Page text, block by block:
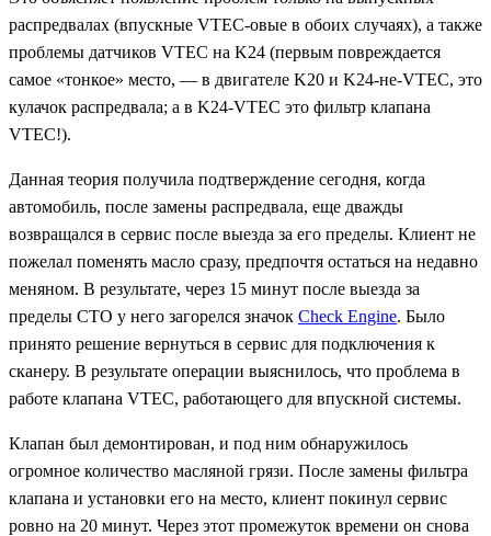
распредвалах (впускные VTEC-овые в обоих случаях), а также
проблемы датчиков VTEC на K24 (первым повреждается
самое «тонкое» место, — в двигателе K20 и K24-не-VTEC, это
кулачок распредвала; а в K24-VTEC это фильтр клапана
VTEC!).
Данная теория получила подтверждение сегодня, когда
автомобиль, после замены распредвала, еще дважды
возвращался в сервис после выезда за его пределы. Клиент не
пожелал поменять масло сразу, предпочтя остаться на недавно
меняном. В результате, через 15 минут после выезда за
пределы СТО у него загорелся значок Check Engine. Было
принято решение вернуться в сервис для подключения к
сканеру. В результате операции выяснилось, что проблема в
работе клапана VTEC, работающего для впускной системы.
Клапан был демонтирован, и под ним обнаружилось
огромное количество масляной грязи. После замены фильтра
клапана и установки его на место, клиент покинул сервис
ровно на 20 минут. Через этот промежуток времени он снова